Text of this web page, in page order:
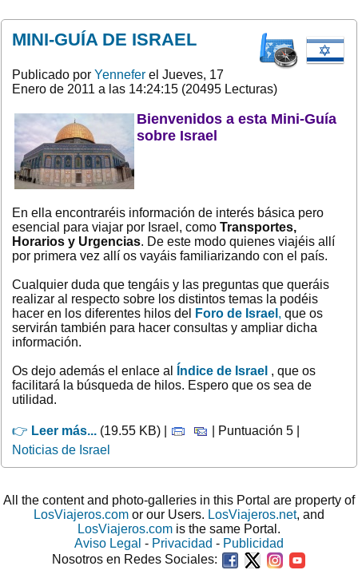
MINI-GUÍA DE ISRAEL
Publicado por Yennefer el Jueves, 17
Enero de 2011 a las 14:24:15 (20495 Lecturas)
Bienvenidos a esta Mini-Guía
sobre Israel
En ella encontraréis información de interés básica pero
esencial para viajar por Israel, como Transportes,
Horarios y Urgencias. De este modo quienes viajéis allí
por primera vez allí os vayáis familiarizando con el país.
Cualquier duda que tengáis y las preguntas que queráis
realizar al respecto sobre los distintos temas la podéis
hacer en los diferentes hilos del
Foro de Israel , que os
servirán también para hacer consultas y ampliar dicha
información.
Os dejo además el enlace al Índice de Israel , que os
facilitará la búsqueda de hilos. Espero que os sea de
utilidad.
👉 Leer más... (19.55 KB) |
| Puntuación 5 |
Noticias de Israel
All the content and photo-galleries in this Portal are property of
LosViajeros.com or our Users. LosViajeros.net, and
LosViajeros.com is the same Portal.
Aviso Legal - Privacidad - Publicidad
Nosotros en Redes Sociales: